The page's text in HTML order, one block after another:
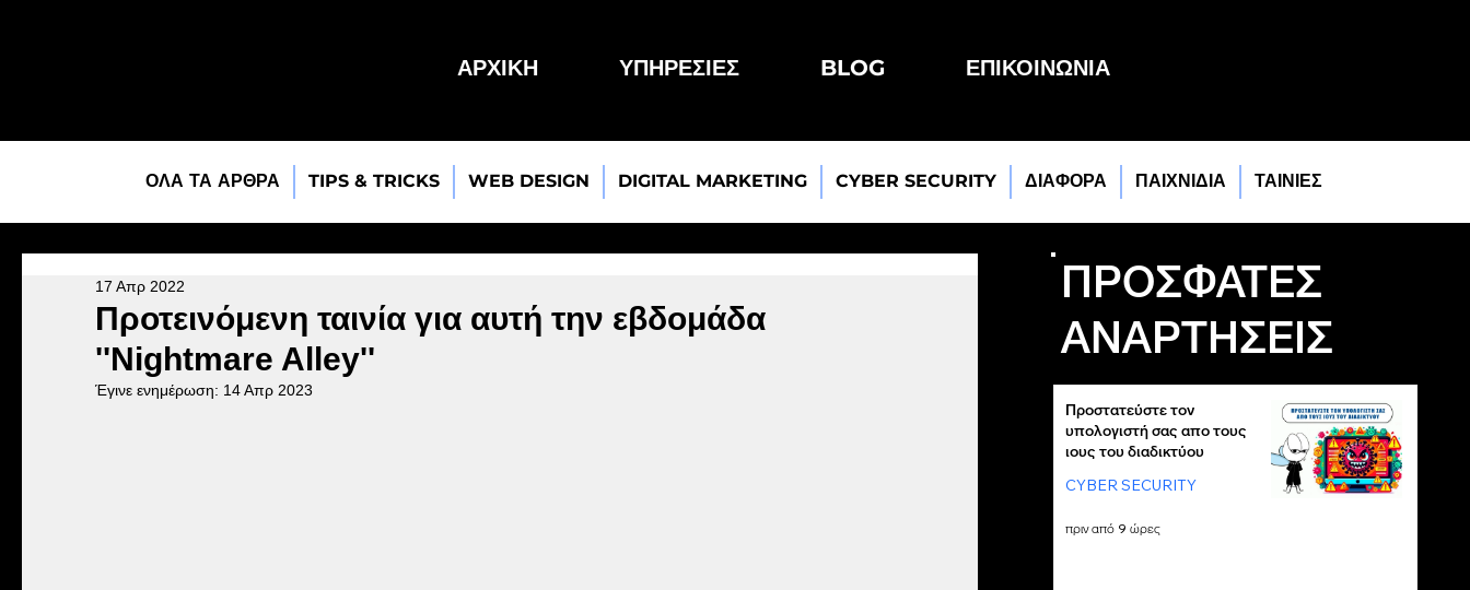
ΑΡΧΙΚΗ ΥΠΗΡΕΣΙΕΣ BLOG ΕΠΙΚΟΙΝΩΝΙΑ
ΟΛΑ ΤΑ ΑΡΘΡΑ TIPS & TRICKS WEB DESIGN DIGITAL MARKETING CYBER SECURITY ΔΙΑΦΟΡΑ ΠΑΙΧΝΙΔΙΑ ΤΑΙΝΙΕΣ
Προτεινόμενη ταινία για αυτή την εβδομάδα
''Nightmare Alley''
17 Απρ 2022
Έγινε ενημέρωση: 14 Απρ 2023
ΠΡΟΣΦΑΤΕΣ
ΑΝΑΡΤΗΣΕΙΣ
Προστατεύστε τον
υπολογιστή σας απο τους
ιους του διαδικτύου
CYBER SECURITY
πριν από 9 ώρες